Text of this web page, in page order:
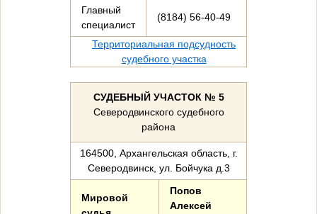
Главный
специалист
(8184) 56-40-49
Территориальная подсудность
судебного участка
СУДЕБНЫЙ УЧАСТОК № 5
Северодвинского судебного
района
164500, Архангельская область, г.
Северодвинск, ул. Бойчука д.3
Мировой
Попов
Алексей